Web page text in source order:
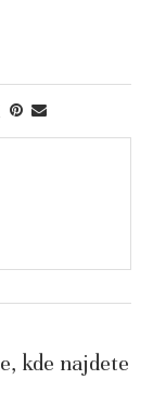
kde najdete